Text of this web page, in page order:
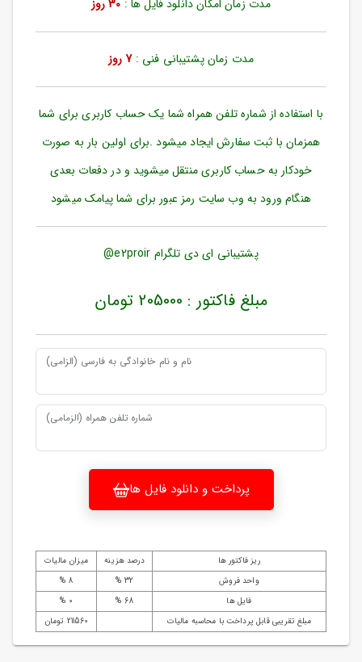
بازیابی
رمز
مندی
ها
مدت زمان امکان دانلود فایل ها : 30 روز
مدت زمان پشتیبانی فنی :7 روز
با استفاده از شماره تلفن همراه شما یک حساب کاربری برای شما
همزمان با ثبت سفارش ایجاد میشود .برای اولین بار به صورت
خودکار به حساب کاربری منتقل میشوید و در دفعات بعدی
هنگام ورود به وب سایت رمز عبور برای شما پیامک میشود
پشتیبانی ای دی تلگرام e2proir@
مبلغ فاکتور : 205000 تومان
نام و نام خانوادگی به فارسی (الزامی)
شماره تلفن همراه (الزمامی)
پرداخت و دانلود فایل ها
ریز فاکتور ها درصد هزینه
میزان مالیات
واحد فروش
32 %
8 %
فایل ها
68 %
0 %
مبلغ تقریبی قابل پرداخت با محاسبه مالیات
211560 تومان